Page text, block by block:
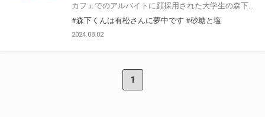
#森下くんは有松さんに夢中です #砂糖と塩
2024.08.02
1